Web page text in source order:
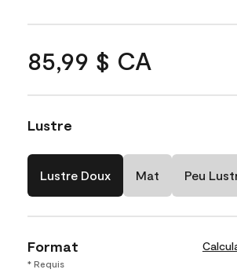
85,99 $ CA
Lustre
Lustre Doux Mat Peu
Format
* Requis